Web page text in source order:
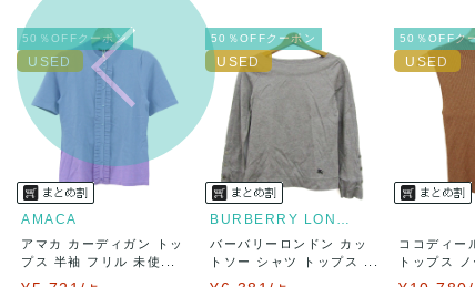
50％OFFクーポン
AMACA
アマカ カーディガン トッ
プス 半袖 フリル 未使...
50％OFFクーポン
バーバリーロンドン カッ
トソー シャツ トップス ...
50％OFFク
ココディー
トップス